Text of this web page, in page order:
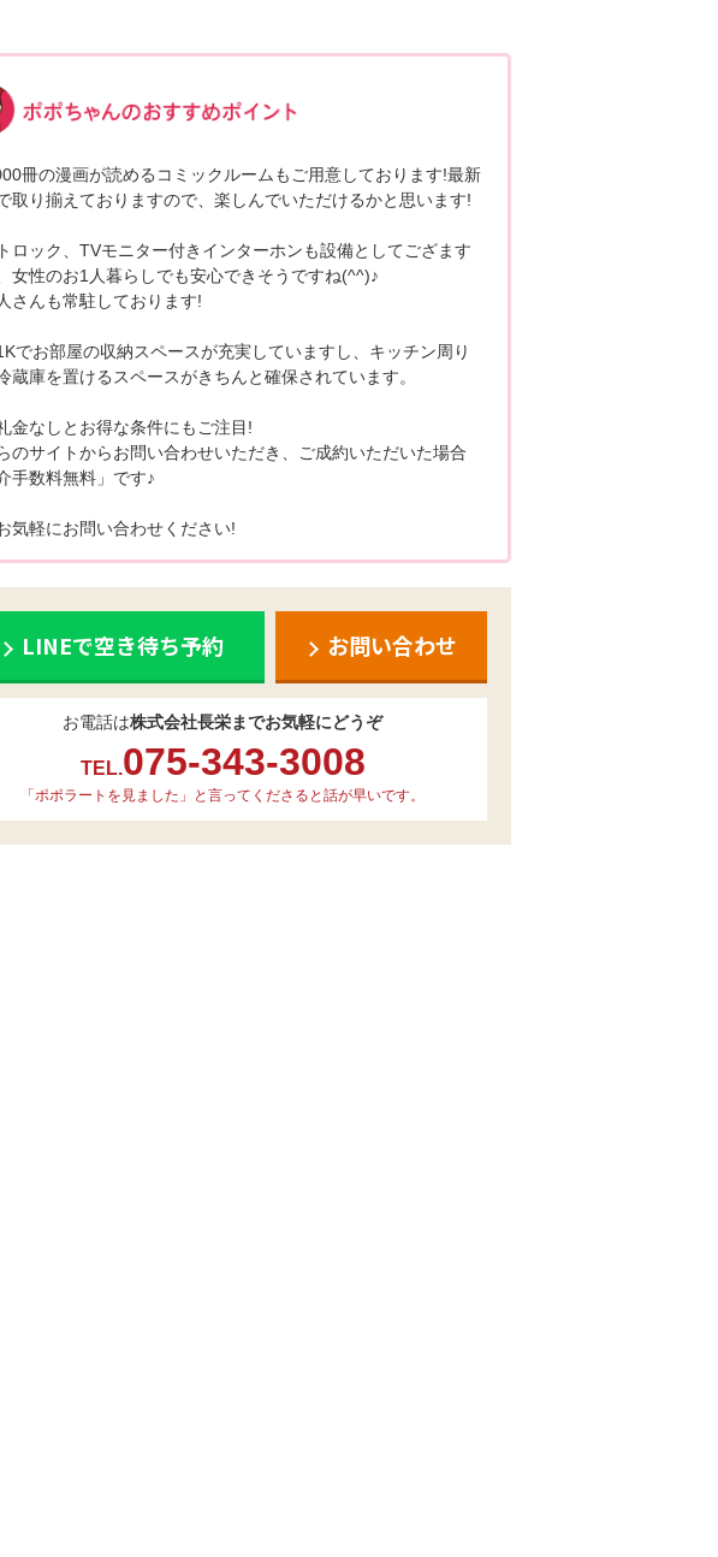
冊の漫画が読めるコミックルームもご用意しております!最新
取り揃えておりますので、楽しんでいただけるかと思います!
ロック、TVモニター付きインターホンも設備としてござます
女性のお1人暮らしでも安心できそうですね(^^)♪
さんも常駐しております!
でお部屋の収納スペースが充実していますし、キッチン周り
蔵庫を置けるスペースがきちんと確保されています。
金なしとお得な条件にもご注目!
のサイトからお問い合わせいただき、ご成約いただいた場合
手数料無料」です♪
気軽にお問い合わせください!
LINEで空き待ち予約 お問い合わせ
お電話は株式会社長栄までお気軽にどうぞ
TEL.075-343-3008
「ポポラートを見ました」と言ってくださると話が早いです。